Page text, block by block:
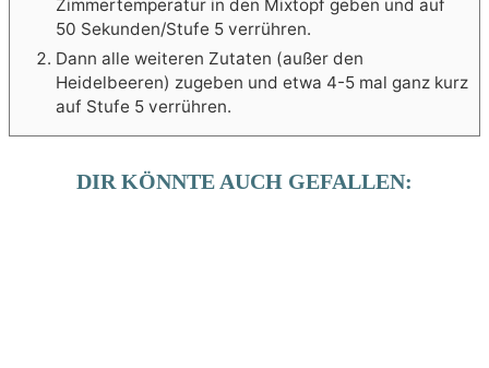
Zimmertemperatur in den Mixtopf geben und auf
50 Sekunden/Stufe 5 verrühren.
Dann alle weiteren Zutaten (außer den
Heidelbeeren) zugeben und etwa 4-5 mal ganz kurz
auf Stufe 5 verrühren.
DIR KÖNNTE AUCH GEFALLEN: